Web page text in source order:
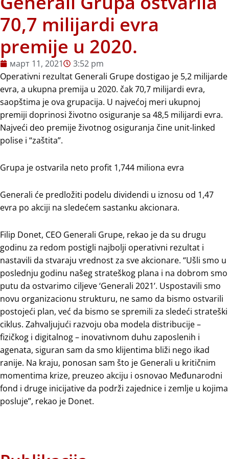
70,7 milijardi evra
premije u 2020.
март 11, 2021
3:52 pm
Operativni rezultat Generali Grupe dostigao je 5,2 milijarde
evra, a ukupna premija u 2020. čak 70,7 milijardi evra,
saopštima je ova grupacija. U najvećoj meri ukupnoj
premiji doprinosi životno osiguranje sa 48,5 milijardi evra.
Najveći deo premije životnog osiguranja čine unit-linked
polise i “zaštita”.
Grupa je ostvarila neto profit 1,744 miliona evra
Generali će predložiti podelu dividendi u iznosu od 1,47
evra po akciji na sledećem sastanku akcionara.
Filip Donet, CEO Generali Grupe, rekao je da su drugu
godinu za redom postigli najbolji operativni rezultat i
nastavili da stvaraju vrednost za sve akcionare. “Ušli smo u
poslednju godinu našeg strateškog plana i na dobrom smo
putu da ostvarimo ciljeve ‘Generali 2021’. Uspostavili smo
novu organizacionu strukturu, ne samo da bismo ostvarili
postojeći plan, već da bismo se spremili za sledeći strateški
ciklus. Zahvaljujući razvoju oba modela distribucije –
fizičkog i digitalnog – inovativnom duhu zaposlenih i
agenata, siguran sam da smo klijentima bliži nego ikad
ranije. Na kraju, ponosan sam što je Generali u kritičnim
momentima krize, preuzeo akciju i osnovao Međunarodni
fond i druge inicijative da podrži zajednice i zemlje u kojima
posluje”, rekao je Donet.